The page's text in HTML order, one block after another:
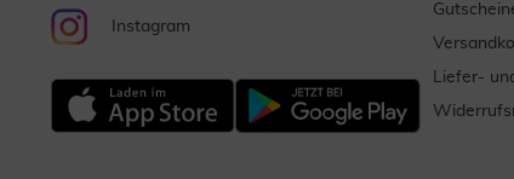
Instagram
Liefer-